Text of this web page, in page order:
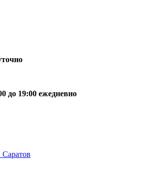
до 19:00 ежедневно